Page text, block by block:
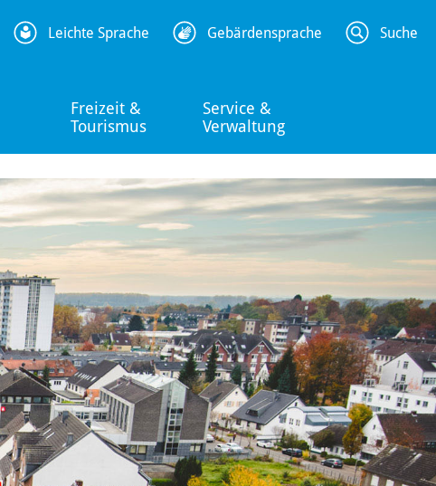
Freizeit &
Tourismus
Service &
Verwaltung
Leichte Sprache Gebärdensprache Suche